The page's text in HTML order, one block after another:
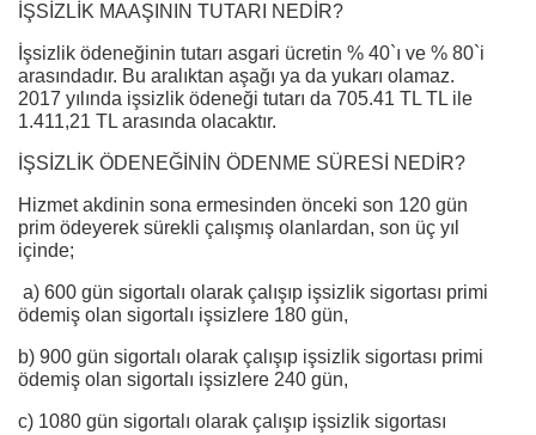
İŞSİZLİK MAAŞININ TUTARI NEDİR?
İşsizlik ödeneğinin tutarı asgari ücretin % 40`ı ve % 80`i
arasındadır. Bu aralıktan aşağı ya da yukarı olamaz.
2017 yılında işsizlik ödeneği tutarı da 705.41 TL TL ile
1.411,21 TL arasında olacaktır.
İŞSİZLİK ÖDENEĞİNİN ÖDENME SÜRESİ NEDİR?
Hizmet akdinin sona ermesinden önceki son 120 gün
prim ödeyerek sürekli çalışmış olanlardan, son üç yıl
içinde;
a) 600 gün sigortalı olarak çalışıp işsizlik sigortası primi
ödemiş olan sigortalı işsizlere 180 gün,
b) 900 gün sigortalı olarak çalışıp işsizlik sigortası primi
ödemiş olan sigortalı işsizlere 240 gün,
c) 1080 gün sigortalı olarak çalışıp işsizlik sigortası